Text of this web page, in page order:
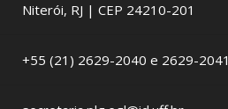
Niterói, RJ | CEP 24210-201
+55 (21) 2629-2040 e 2629-2041